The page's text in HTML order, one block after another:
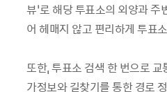
뷰’로 해당 투표소의 외양과 주
어 헤매지 않고 편리하게 투표
또한, 투표소 검색 한 번으로
가정보와 길찾기를 통한 경로